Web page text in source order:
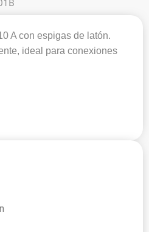
A con espigas de latón.
ideal para conexiones